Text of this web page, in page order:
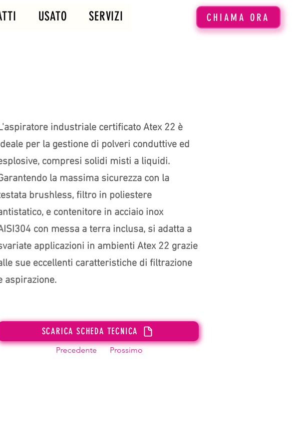
USATO SERVIZI CHIAMA ORA
industriale certificato Atex 22 è
per la gestione di polveri conduttive ed
compresi solidi misti a liquidi.
la massima sicurezza con la
brushless, filtro in poliestere
e contenitore in acciaio inox
con messa a terra inclusa, si adatta a
applicazioni in ambienti Atex 22 grazie
sue eccellenti caratteristiche di filtrazione
aspirazione.
SCARICA SCHEDA TECNICA
Precedente Prossimo